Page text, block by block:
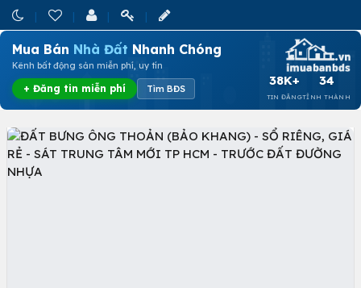
Mua Bán Nhà Đất Nhanh Chóng
Kênh bất động sản miễn phí, uy tín
+ Đăng tin miễn phí Tìm BĐS
38K+
TIN ĐĂNG
34
TỈNH THÀNH